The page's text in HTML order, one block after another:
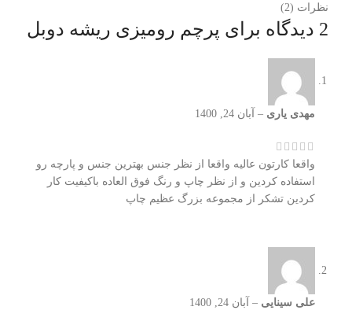
نظرات (2)
2 دیدگاه برای پرچم رومیزی ریشه دوبل
مهدی یاری – آبان 24, 1400
واقعا کارتون عالیه واقعا از نظر جنس بهترین جنس و پارچه رو
استفاده کردین و از نظر چاپ و رنگ فوق العاده باکیفیت کار
کردین تشکر از مجموعه بزرگ عظیم چاپ
علی سینایی – آبان 24, 1400